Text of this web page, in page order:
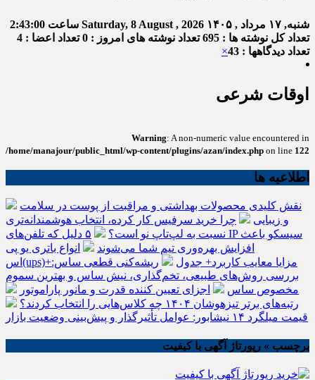
شنبه, ۱۷ مرداد , ۱۴۰۵ Saturday, 8 August , 2026 ساعت 2:43:01
تعداد کل نوشته ها : 695
تعداد نوشته های امروز : 0
تعداد اعضا : 4
تعداد دیدگاهها : 43
×
اوقات شرعی
Warning: A non-numeric value encountered in
/home/manajour/public_html/wp-content/plugins/azan/index.php on line 122
اطلاعیه ها
نقش کلیدی محصولات بهداشتی و مراقبت از پوست در سلامت
و زیبایی
چرا خرید سرفیس کار کرده، انتخاب هوشمندانه‌تری
نسبت به لپ‌تاپ نو است؟
۵ دلیل که تلفن‌های IP سیسکو باعث
افزایش بهره‌وری تیم شما می‌شوند
انواع باتری یو پی
اس(ups)+مزایا معایب کاربرد+ جدول
ریشه‌کنی قطعی ساس:
بررسی روش‌های طبیعی، تخم‌گذاری، نیش ساس و بهترین سموم
مخصوص ساس
اجزای تعیین کننده قدرت و مانور پاراموتور
رتبه‌های برتر تیزهوشان ۱۴۰۴ چه کلاس‌هایی را انتخاب کردند؟
قیمت میلگرد ۱۴ نیشابور: عوامل تأثیرگذار و پیش‌بینی وضعیت بازار
برچسب » رپورتاژ آگهی با کیفیت